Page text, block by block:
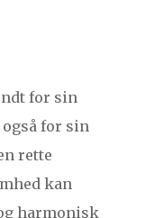
for sin
for sin
rette
kan
harmonisk